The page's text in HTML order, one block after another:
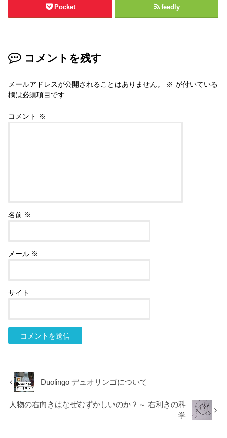
Pocket feedly
コメントを残す
メールアドレスが公開されることはありません。 ※ が付いている
欄は必須項目です
コメント ※
名前 ※
メール ※
サイト
Duolingo デュオリンゴについて
人物の右向きはなぜむずかしいのか？～ 右利きの科
学